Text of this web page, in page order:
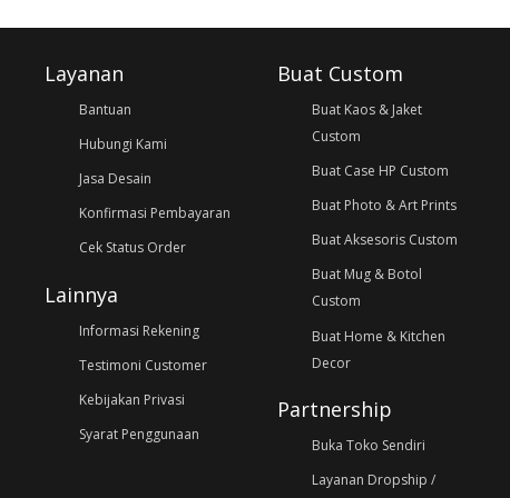
Layanan
Bantuan
Hubungi Kami
Jasa Desain
Konfirmasi Pembayaran
Cek Status Order
Lainnya
Informasi Rekening
Testimoni Customer
Kebijakan Privasi
Syarat Penggunaan
Buat Custom
Buat Kaos & Jaket
Custom
Buat Case HP Custom
Buat Photo & Art Prints
Buat Aksesoris Custom
Buat Mug & Botol
Custom
Buat Home & Kitchen
Decor
Partnership
Buka Toko Sendiri
Layanan Dropship /